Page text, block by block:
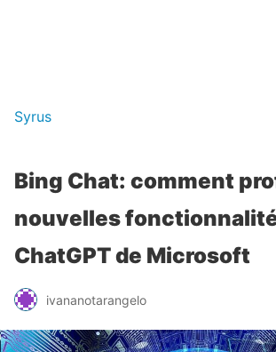
Syrus
Bing Chat: comment
nouvelles
ChatGPT de Microsoft
ivananotarangelo